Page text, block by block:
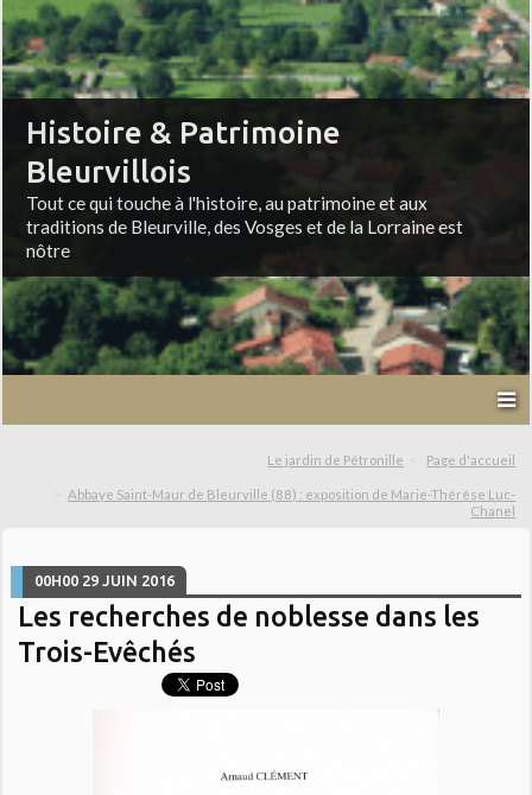
Histoire & Patrimoine
Bleurvillois
Tout ce qui touche à l'histoire, au patrimoine et aux
traditions de Bleurville, des Vosges et de la Lorraine est
nôtre
Le jardin de Pétronille Page d'accueil
Abbaye Saint-Maur de Bleurville (88) : exposition de Marie-Thérèse Luc-
Chanel
00H00 29 JUIN 2016
Les recherches de noblesse dans les
Trois-Evêchés